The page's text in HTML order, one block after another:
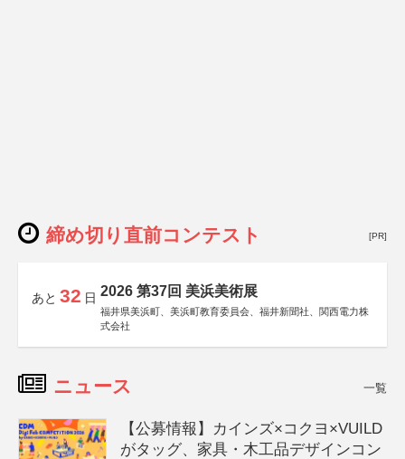
締め切り直前コンテスト [PR]
あと 32 日 2026 第37回 美浜美術展
福井県美浜町、美浜町教育委員会、福井新聞社、関西電力株
式会社
ニュース 一覧
【公募情報】カインズ×コクヨ×VUILD
がタッグ、家具・木工品デザインコン